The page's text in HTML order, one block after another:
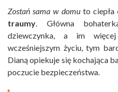
Zostań sama w domuto ciepła
traumy. Główna
dziewczynka, a im
wcześniejszym życiu, tym
Dianą opiekuje się kochająca
poczucie bezpieczeństwa.